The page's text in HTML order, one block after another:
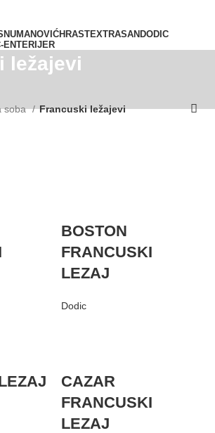
NUMANOVIĆHRASTEXTRASAN DODIC
ENTERIJER
ležajevi
soba Francuski ležajevi
BOSTON
FRANCUSKI
LEZAJ
Dodic
CAZAR
FRANCUSKI
LEZAJ